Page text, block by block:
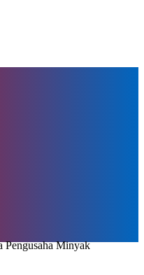
Pengusaha Minyak